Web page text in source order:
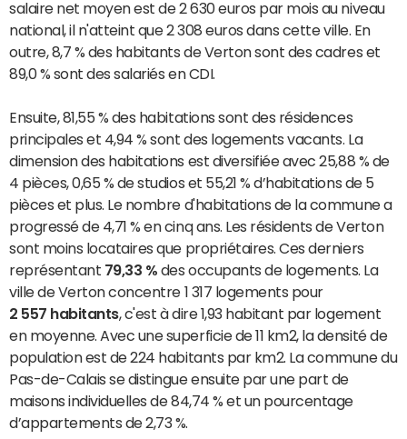
salaire net moyen est de 2 630 euros par mois au niveau
national, il n'atteint que 2 308 euros dans cette ville. En
outre, 8,7 % des habitants de Verton sont des cadres et
89,0 % sont des salariés en CDI.
Ensuite, 81,55 % des habitations sont des résidences
principales et 4,94 % sont des logements vacants. La
dimension des habitations est diversifiée avec 25,88 % de
4 pièces, 0,65 % de studios et 55,21 % d’habitations de 5
pièces et plus. Le nombre d'habitations de la commune a
progressé de 4,71 % en cinq ans. Les résidents de Verton
sont moins locataires que propriétaires. Ces derniers
représentant 79,33 % des occupants de logements. La
ville de Verton concentre 1 317 logements pour
2 557 habitants, c'est à dire 1,93 habitant par logement
en moyenne. Avec une superficie de 11 km2, la densité de
population est de 224 habitants par km2. La commune du
Pas-de-Calais se distingue ensuite par une part de
maisons individuelles de 84,74 % et un pourcentage
d’appartements de 2,73 %.